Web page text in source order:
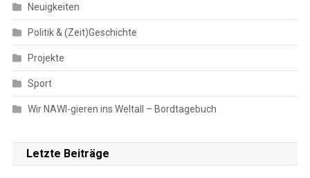
Neuigkeiten
Politik & (Zeit)Geschichte
Projekte
Sport
Wir NAWI-gieren ins Weltall – Bordtagebuch
Letzte Beiträge